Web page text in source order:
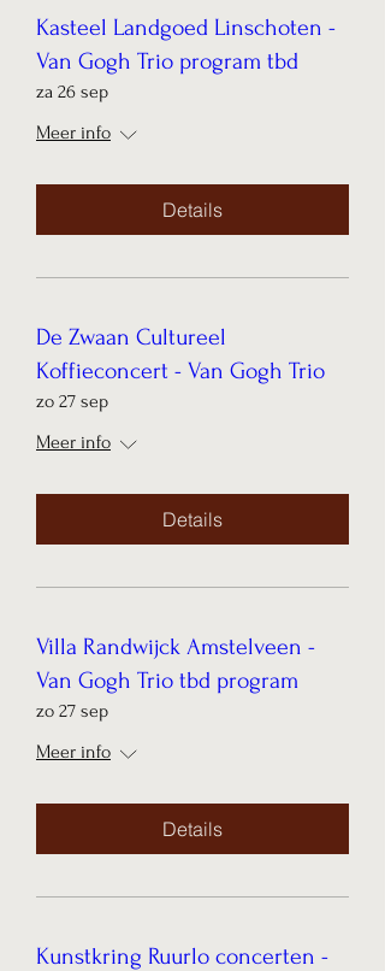
Kasteel Landgoed Linschoten -
Van Gogh Trio program tbd
za 26 sep
Meer info
Details
De Zwaan Cultureel
Koffieconcert - Van Gogh Trio
zo 27 sep
Meer info
Details
Villa Randwijck Amstelveen -
Van Gogh Trio tbd program
zo 27 sep
Meer info
Details
Kunstkring Ruurlo concerten -